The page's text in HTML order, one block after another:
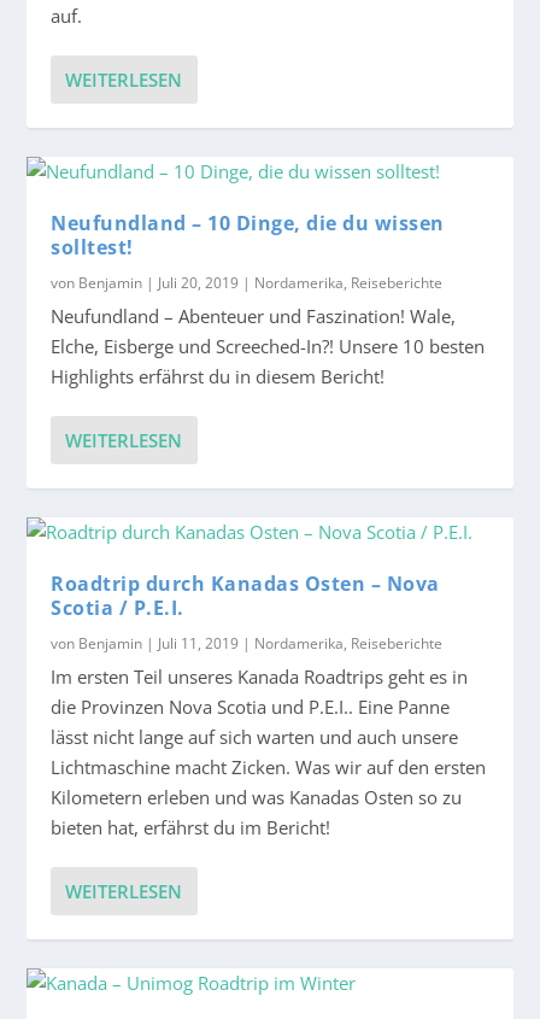
auf.
WEITERLESEN
Neufundland – 10 Dinge, die du wissen
solltest!
von Benjamin | Juli 20, 2019 | Nordamerika, Reiseberichte
Neufundland – Abenteuer und Faszination! Wale,
Elche, Eisberge und Screeched-In?! Unsere 10 besten
Highlights erfährst du in diesem Bericht!
WEITERLESEN
Roadtrip durch Kanadas Osten – Nova
Scotia / P.E.I.
von Benjamin | Juli 11, 2019 | Nordamerika, Reiseberichte
Im ersten Teil unseres Kanada Roadtrips geht es in
die Provinzen Nova Scotia und P.E.I.. Eine Panne
lässt nicht lange auf sich warten und auch unsere
Lichtmaschine macht Zicken. Was wir auf den ersten
Kilometern erleben und was Kanadas Osten so zu
bieten hat, erfährst du im Bericht!
WEITERLESEN